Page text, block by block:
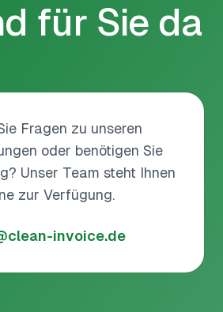
für Sie da
Fragen zu unseren
oder benötigen Sie
Unser Team steht Ihnen
zur Verfügung.
invoice.de